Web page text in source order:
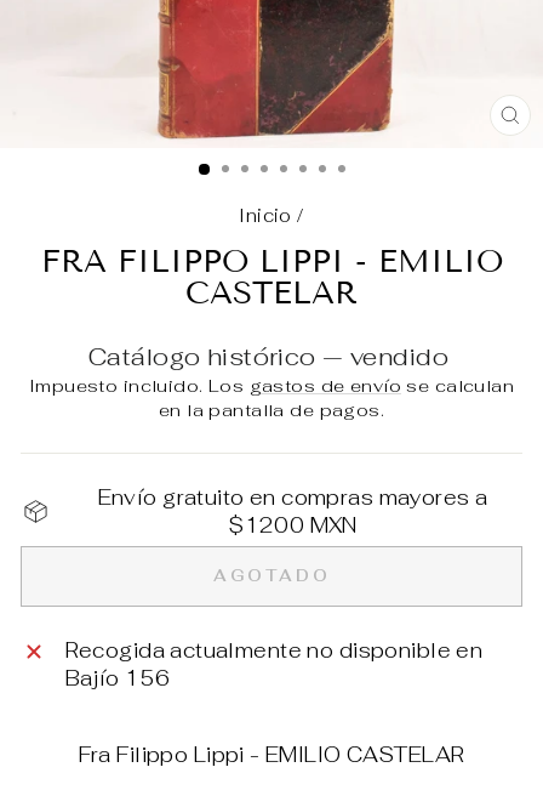
Inicio /
FRA FILIPPO LIPPI - EMILIO
CASTELAR
Catálogo histórico — vendido
Impuesto incluido. Los gastos de envío se calculan
en la pantalla de pagos.
Envío gratuito en compras mayores a
$1200 MXN
AGOTADO
Recogida actualmente no disponible en
Bajío 156
Fra Filippo Lippi - EMILIO CASTELAR